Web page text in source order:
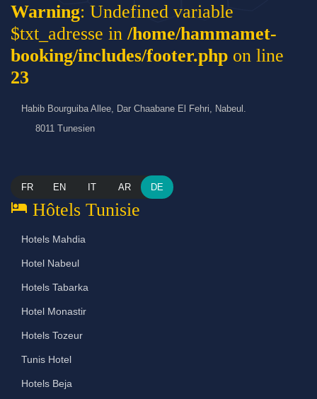
Warning: Undefined variable
$txt_adresse in /home/hammamet-
booking/includes/footer.php on line
23
Habib Bourguiba Allee, Dar Chaabane El Fehri, Nabeul.
8011 Tunesien
FR EN IT AR DE
hotel Hôtels Tunisie
Hotels Mahdia
Hotel Nabeul
Hotels Tabarka
Hotel Monastir
Hotels Tozeur
Tunis Hotel
Hotels Beja